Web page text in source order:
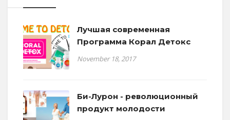
Лучшая современная
Программа Корал Детокс
November 18, 2017
Би-Лурон - революционный
продукт молодости